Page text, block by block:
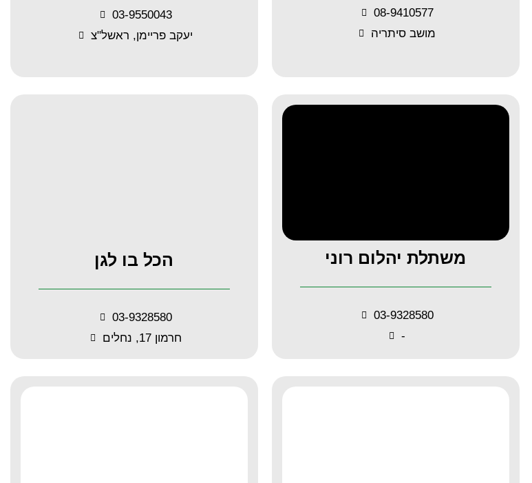
03-9550043
יעקב פריימן, ראשל"צ
08-9410577
מושב סיתריה
הכל בו לגן
03-9328580
חרמון 17, נחלים
משתלת יהלום רוני
03-9328580
-